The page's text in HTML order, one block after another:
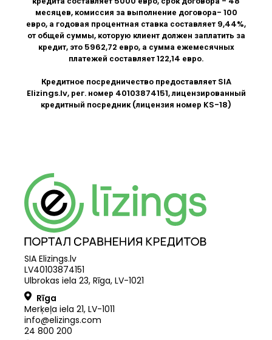
месяцев, комиссия за выполнение договора- 100
евро, а годовая процентная ставка составляет 9,44%,
от общей суммы, которую клиент должен заплатить за
кредит, это 5962,72 евро, а сумма ежемесячных
платежей составляет 122,14 евро.
Кредитное посредничество предоставляет SIA
Elizings.lv, рег. номер 40103874151, лицензированный
кредитный посредник (лицензия номер KS-18)
SIA Elizings.lv
LV40103874151
Ulbrokas iela 23, Rīga, LV-1021
Rīga
Merķeļa iela 21, LV-1011
info@elizings.com
24 800 200